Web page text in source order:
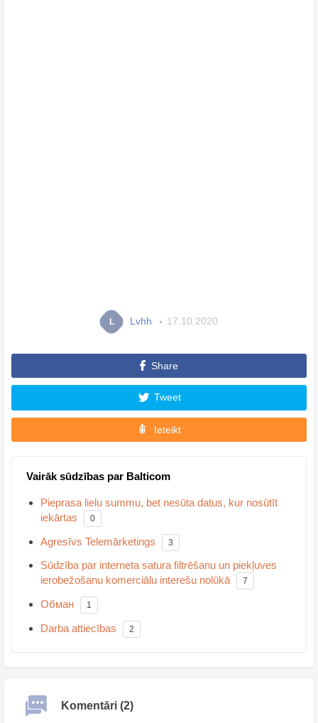
L Lvhh 17.10.2020
Share
Tweet
Ieteikt
Vairāk sūdzības par Balticom
Pieprasa lielu summu, bet nesūta datus, kur nosūtīt
iekārtas
0
Agresīvs Telemārketings 3
Sūdzība par interneta satura filtrēšanu un piekļuves
ierobežošanu komerciālu interešu nolūkā
7
Обман 1
Darba attiecības 2
Komentāri (2)